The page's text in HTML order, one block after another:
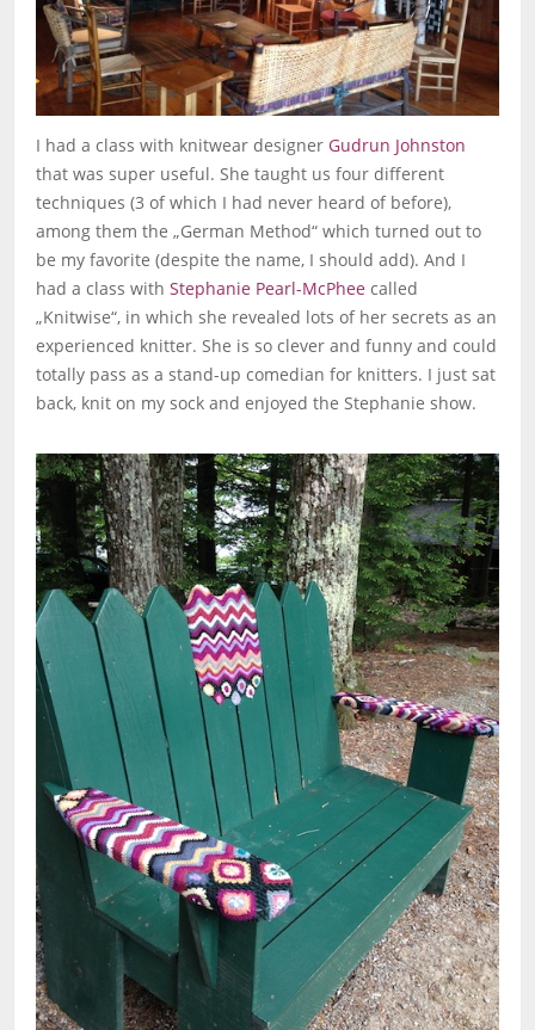
I had a class with knitwear designer Gudrun Johnston
that was super useful. She taught us four different
techniques (3 of which I had never heard of before),
among them the „German Method“ which turned out to
be my favorite (despite the name, I should add). And I
had a class with Stephanie Pearl-McPhee called
„Knitwise“, in which she revealed lots of her secrets as an
experienced knitter. She is so clever and funny and could
totally pass as a stand-up comedian for knitters. I just sat
back, knit on my sock and enjoyed the Stephanie show.